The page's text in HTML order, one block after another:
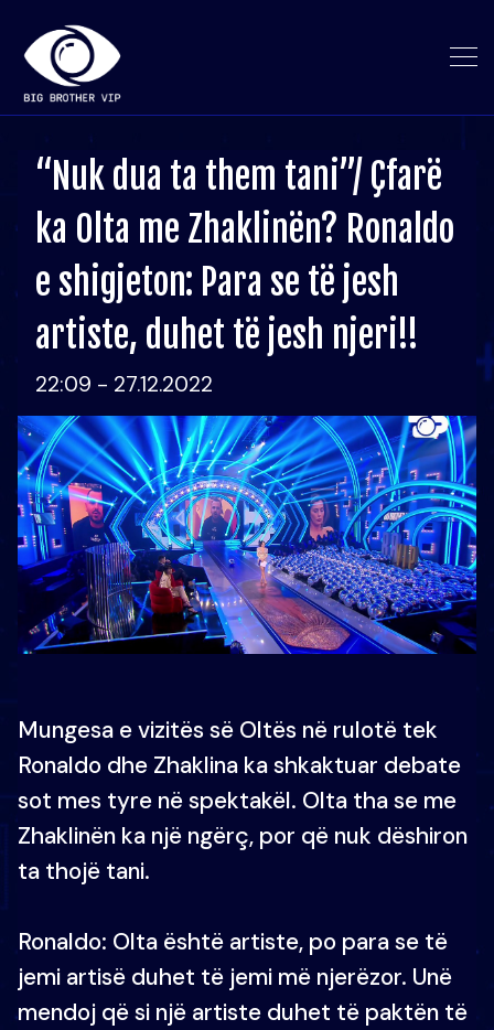
“Nuk dua ta them tani”/ Çfarë
ka Olta me Zhaklinën? Ronaldo
e shigjeton: Para se të jesh
artiste, duhet të jesh njeri!!
22:09 - 27.12.2022
Mungesa e vizitës së Oltës në rulotë tek
Ronaldo dhe Zhaklina ka shkaktuar debate
sot mes tyre në spektakël. Olta tha se me
Zhaklinën ka një ngërç, por që nuk dëshiron
ta thojë tani.
Ronaldo: Olta është artiste, po para se të
jemi artisë duhet të jemi më njerëzor. Unë
mendoj që si një artiste duhet të paktën të